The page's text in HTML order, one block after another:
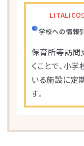
LITALICO
学校への情報
保育所等訪問
くことで、小
いる施設に定
す。